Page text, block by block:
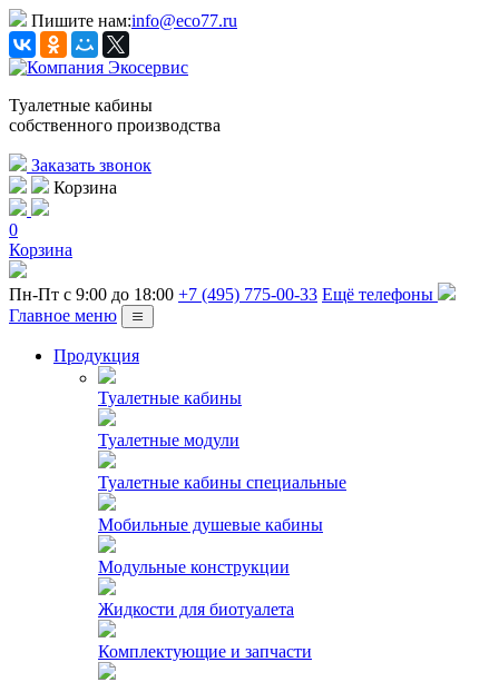
Пишите нам:info@eco77.ru
Туалетные кабины
собственного производства
Заказать звонок
Корзина
0
Корзина
Пн-Пт с 9:00 до 18:00 +7 (495) 775-00-33 Ещё телефоны
Главное меню
Продукция
Туалетные кабины
Туалетные модули
Туалетные кабины специальные
Мобильные душевые кабины
Модульные конструкции
Жидкости для биотуалета
Комплектующие и запчасти